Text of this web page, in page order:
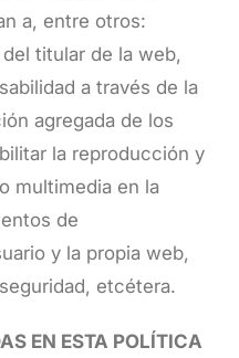
a, entre otros:
titular de la web,
a través de la
agregada de los
la reproducción y
multimedia en la
de
y la propia web,
etcétera.
EN ESTA POLÍTICA